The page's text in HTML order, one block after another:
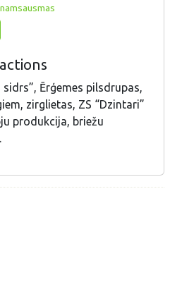
Ērģemes pilsdrupas,
zirglietas, ZS “Dzintari”
produkcija, briežu